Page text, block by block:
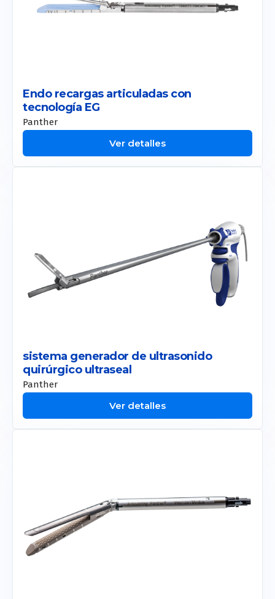
Endo recargas articuladas con
tecnología EG
Panther
Ver detalles
sistema generador de ultrasonido
quirúrgico ultraseal
Panther
Ver detalles